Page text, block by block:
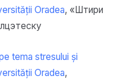
Oradea, «Штири
tema stresului și
Oradea,